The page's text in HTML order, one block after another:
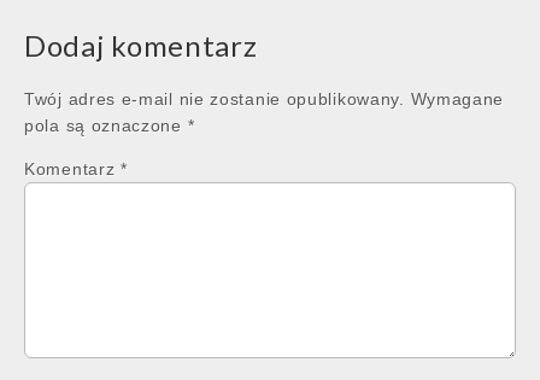
Dodaj komentarz
Twój adres e-mail nie zostanie opublikowany.
Wymagane
pola są oznaczone *
Komentarz *